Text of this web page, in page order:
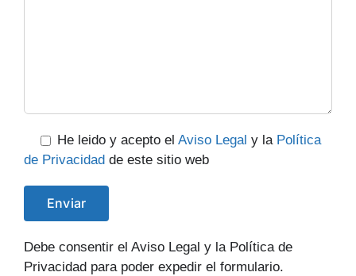
He leido y acepto el Aviso Legal y la Política
de Privacidad de este sitio web
Debe consentir el Aviso Legal y la Política de
Privacidad para poder expedir el formulario.